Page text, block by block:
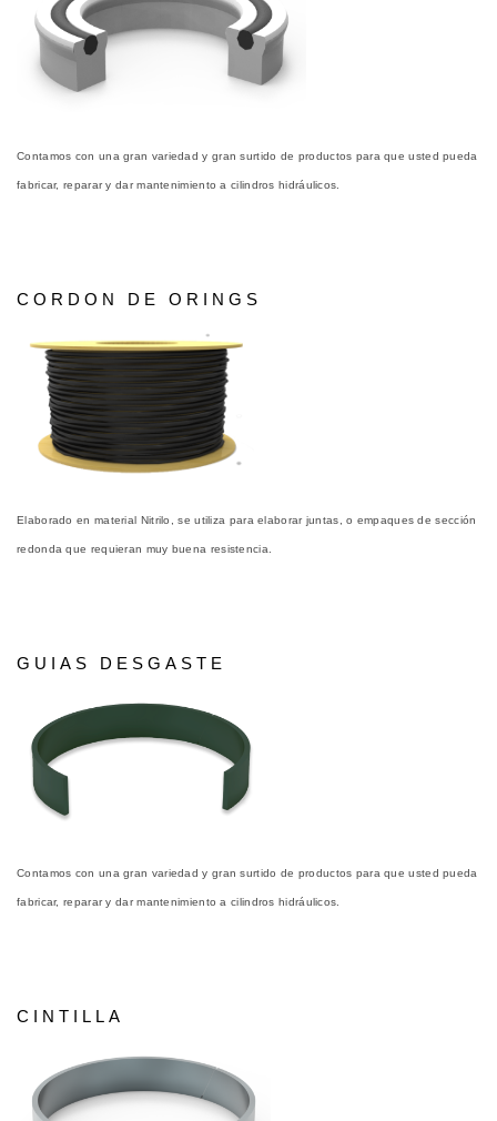
Contamos con una gran variedad y gran surtido de productos para que usted pueda
fabricar, reparar y dar mantenimiento a cilindros hidráulicos.
CORDON DE ORINGS
Elaborado en material Nitrilo, se utiliza para elaborar juntas, o empaques de sección
redonda que requieran muy buena resistencia.
GUIAS DESGASTE
Contamos con una gran variedad y gran surtido de productos para que usted pueda
fabricar, reparar y dar mantenimiento a cilindros hidráulicos.
CINTILLA